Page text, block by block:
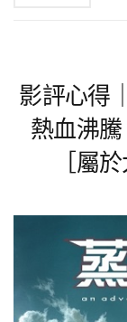
影評心得
熱血沸
［屬